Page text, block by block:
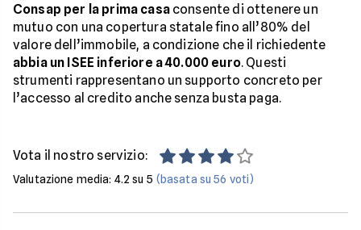
Consap per la prima casaconsente di ottenere un
mutuo con una copertura statale fino all’80% del
valore dell’immobile, a condizione che il richiedente
abbia un ISEE inferiore a 40.000 euro. Questi
strumenti rappresentano un supporto concreto per
l’accesso al credito anche senza busta paga.
Vota il nostro servizio:
Valutazione media: 4.2 su 5 (basata su56 voti)